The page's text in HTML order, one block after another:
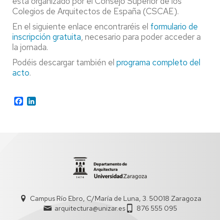
Colegios de Arquitectos de España (CSCAE).
En el siguiente enlace encontraréis el formulario de
inscripción gratuita, necesario para poder acceder a
la jornada.
Podéis descargar también el programa completo del
acto.
Facebook
Campus Río Ebro, C/María de Luna, 3. 50018 Zaragoza
arquitectura@unizar.es
876 555 095